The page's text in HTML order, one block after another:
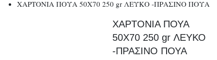
ΧΑΡΤΟΝΙΑ ΠΟΥΑ 50Χ70 250 gr ΛΕΥΚΟ -ΠΡΑΣΙΝΟ ΠΟΥΑ
ΧΑΡΤΟΝΙΑ ΠΟΥΑ
50Χ70 250 gr ΛΕΥΚΟ
-ΠΡΑΣΙΝΟ ΠΟΥΑ